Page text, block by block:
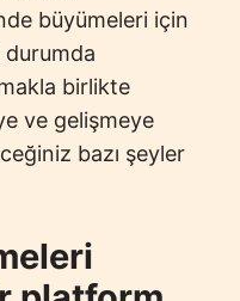
büyümeleri için
birlikte
ve gelişmeye
bazı şeyler